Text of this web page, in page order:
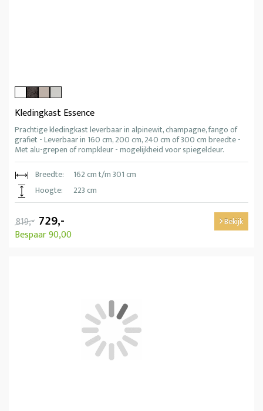
Kledingkast Essence
Prachtige kledingkast leverbaar in alpinewit, champagne, fango of
grafiet - Leverbaar in 160 cm, 200 cm, 240 cm of 300 cm breedte -
Met alu-grepen of rompkleur - mogelijkheid voor spiegeldeur.
Breedte:
162 cm t/m 301 cm
Hoogte:
223 cm
819,- 729,-
Bespaar 90,00
Bekijk